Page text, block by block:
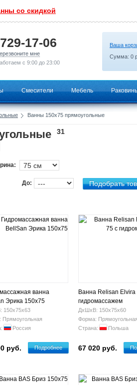
со скидкой
729-17-06
мне
с 9:00 до 23:00
Ваша
Сумма: 0
Смесители Мебель
Ванны 150х75 прямоугольные
31
До:
ванна
Эрика 150x75
150х75х63
Прямоугольная
Россия
руб. Подробнее
Ванна Relisan Elvira
гидромассажем
ДхШхВ: 150х75х60
Форма: Прямоугольная
Страна:
Польша
67 020 руб.